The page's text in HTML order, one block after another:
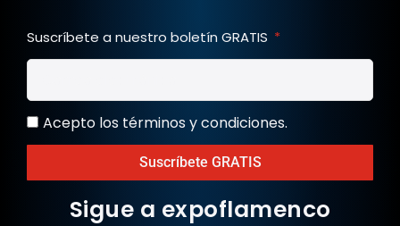
Suscríbete a nuestro boletín GRATIS
Acepto los términos y condiciones.
Suscríbete GRATIS
Sigue a expoflamenco